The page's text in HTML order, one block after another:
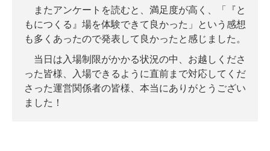
またアンケートを読むと、満足度が高く、「『と
もにつくる』場を体験できて良かった」という感想
も多くあったので発表して良かったと感じました。
当日は入場制限がかかる状況の中、お越しくださ
った皆様、入場できるように直前まで対応してくだ
さった運営関係者の皆様、本当にありがとうござい
ました！